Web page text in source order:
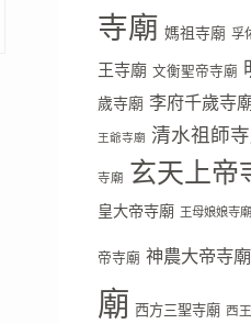
寺廟 媽祖寺廟 孚
王寺廟 文衡聖帝寺廟
歲寺廟 李府千歲寺
王爺寺廟 清水祖師
寺廟 玄天上帝
皇大帝寺廟 王母娘娘寺廟
帝寺廟 神農大帝寺廟
廟 西方三聖寺廟 西